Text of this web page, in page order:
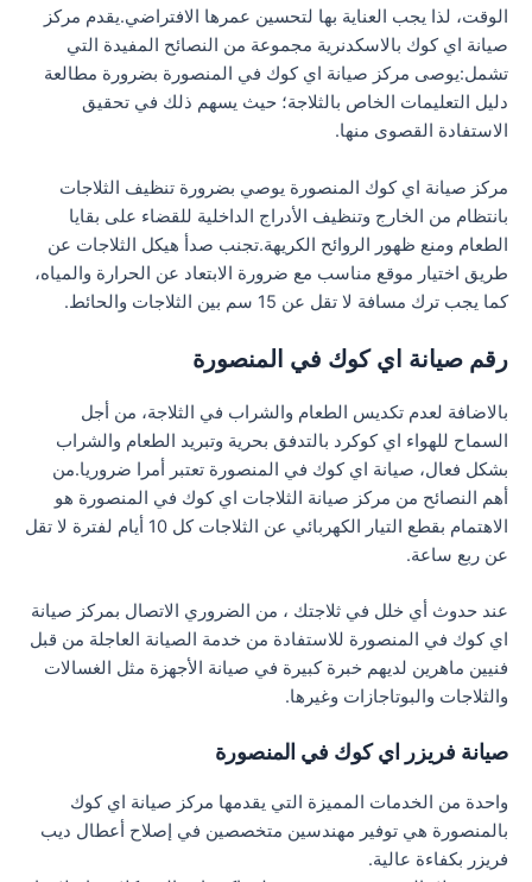
الوقت، لذا يجب العناية بها لتحسين عمرها الافتراضي.يقدم مركز
صيانة اي كوك بالاسكدنرية مجموعة من النصائح المفيدة التي
تشمل:يوصى مركز صيانة اي كوك في المنصورة بضرورة مطالعة
دليل التعليمات الخاص بالثلاجة؛ حيث يسهم ذلك في تحقيق
الاستفادة القصوى منها.
مركز صيانة اي كوك المنصورة يوصي بضرورة تنظيف الثلاجات
بانتظام من الخارج وتنظيف الأدراج الداخلية للقضاء على بقايا
الطعام ومنع ظهور الروائح الكريهة.تجنب صدأ هيكل الثلاجات عن
طريق اختيار موقع مناسب مع ضرورة الابتعاد عن الحرارة والمياه،
كما يجب ترك مسافة لا تقل عن 15 سم بين الثلاجات والحائط.
رقم صيانة اي كوك في المنصورة
بالاضافة لعدم تكديس الطعام والشراب في الثلاجة، من أجل
السماح للهواء اي كوكرد بالتدفق بحرية وتبريد الطعام والشراب
بشكل فعال، صيانة اي كوك في المنصورة تعتبر أمرا ضروريا.من
أهم النصائح من مركز صيانة الثلاجات اي كوك في المنصورة هو
الاهتمام بقطع التيار الكهربائي عن الثلاجات كل 10 أيام لفترة لا تقل
عن ربع ساعة.
عند حدوث أي خلل في ثلاجتك ، من الضروري الاتصال بمركز صيانة
اي كوك في المنصورة للاستفادة من خدمة الصيانة العاجلة من قبل
فنيين ماهرين لديهم خبرة كبيرة في صيانة الأجهزة مثل الغسالات
والثلاجات والبوتاجازات وغيرها.
صيانة فريزر اي كوك في المنصورة
واحدة من الخدمات المميزة التي يقدمها مركز صيانة اي كوك
بالمنصورة هي توفير مهندسين متخصصين في إصلاح أعطال ديب
فريزر بكفاءة عالية.